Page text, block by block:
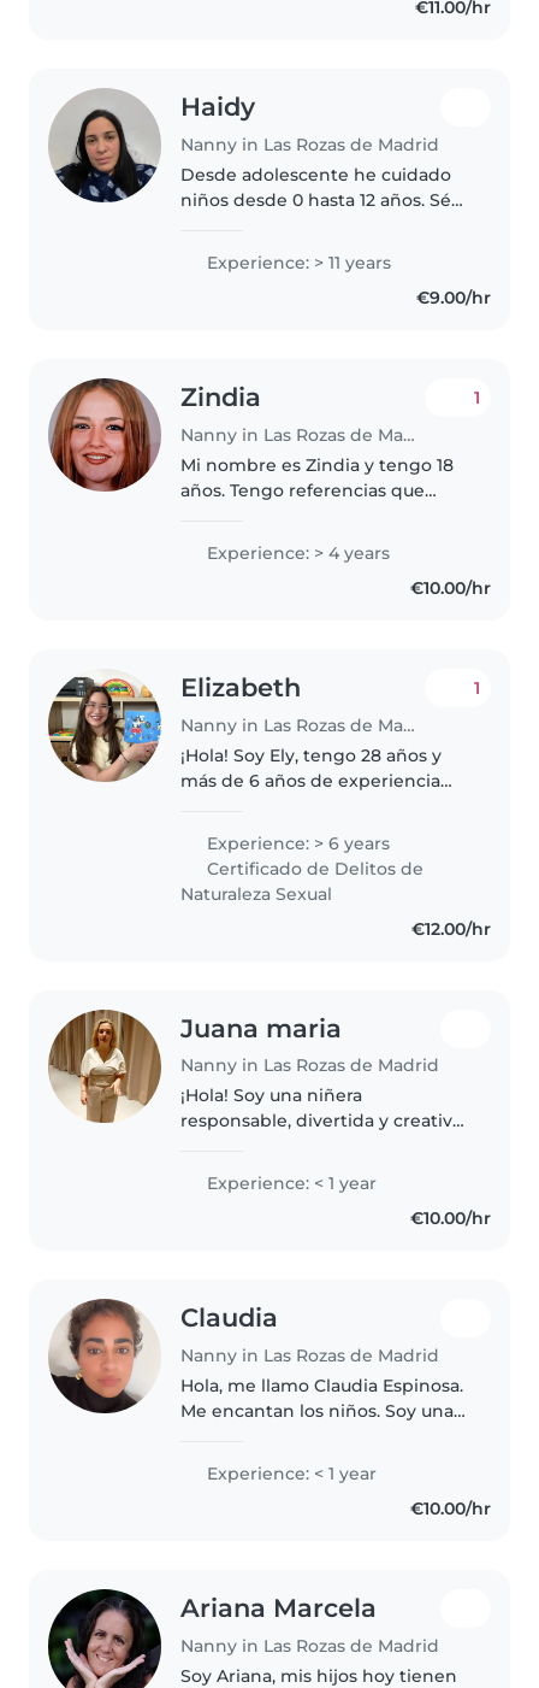
persona de confianza, que cuide
€11.00/hr
Haidy
Nanny in Las Rozas de Madrid
Desde adolescente he cuidado
niños desde 0 hasta 12 años. Sé
Experience: > 11 years
€9.00/hr
Zindia
Nanny in Las Rozas de Madrid
1
Mi nombre es Zindia y tengo 18
años. Tengo referencias que
compra, cocinar, ayudar con los
deberes, hacer algunas tareas
sencillas , además, soy atenta..
Experience: > 4 years
€10.00/hr
Elizabeth
Nanny in Las Rozas de Madrid
1
¡Hola! Soy Ely, tengo 28 años y
más de 6 años de experiencia
educación infantil con
experiencia como tutora de aula
y en el..
Experience: > 6 years
Certificado de Delitos de
Naturaleza Sexual
€12.00/hr
Juana maria
Nanny in Las Rozas de Madrid
¡Hola! Soy una niñera
responsable, divertida y creativa
Modulo. Tengo experiencia con
bebés, niños pequeños,
preescolares y escolares. Me
Experience: < 1 year
€10.00/hr
Claudia
Nanny in Las Rozas de Madrid
Hola, me llamo Claudia Espinosa.
Me encantan los niños. Soy una
disciplinada. Me encanta
disfrutar con ellos de la tareas
cotidianas y del ocio en general...
Experience: < 1 year
€10.00/hr
Ariana Marcela
Nanny in Las Rozas de Madrid
Soy Ariana, mis hijos hoy tienen